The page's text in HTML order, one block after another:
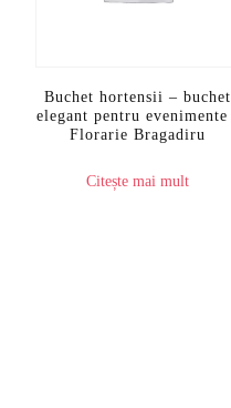
Buchet hortensii – buchet
elegant pentru evenimente |
Florarie Bragadiru
Citește mai mult